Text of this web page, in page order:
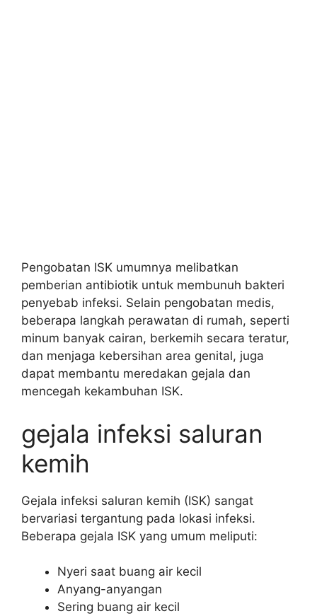
Pengobatan ISK umumnya melibatkan
pemberian antibiotik untuk membunuh bakteri
penyebab infeksi. Selain pengobatan medis,
beberapa langkah perawatan di rumah, seperti
minum banyak cairan, berkemih secara teratur,
dan menjaga kebersihan area genital, juga
dapat membantu meredakan gejala dan
mencegah kekambuhan ISK.
gejala infeksi saluran
kemih
Gejala infeksi saluran kemih (ISK) sangat
bervariasi tergantung pada lokasi infeksi.
Beberapa gejala ISK yang umum meliputi:
Nyeri saat buang air kecil
Anyang-anyangan
Sering buang air kecil